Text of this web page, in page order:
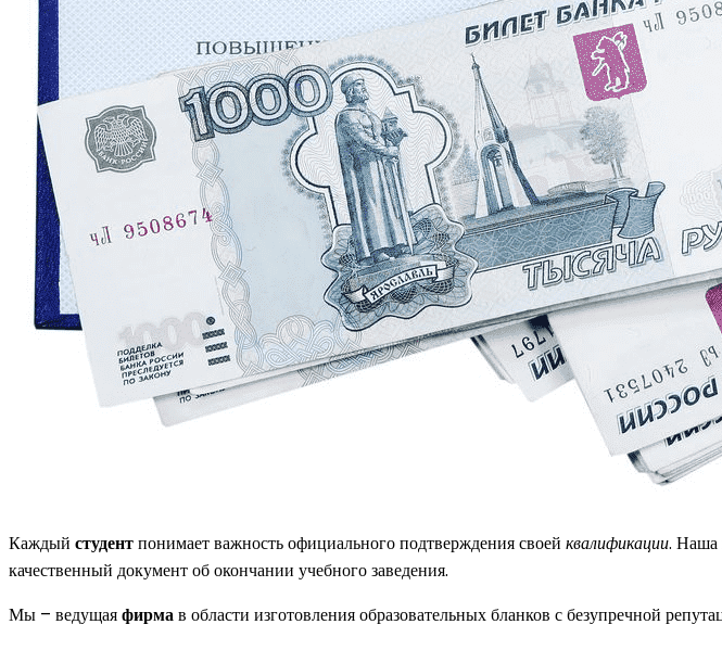
Каждый студентпонимает важность официального подтверждения своей квалификации. Наша
качественный документ об окончании учебного заведения.
Мы – ведущаяфирмав области изготовления образовательных бланков с безупречной